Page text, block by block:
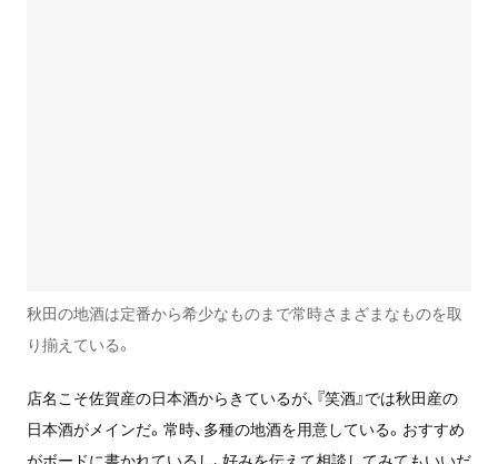
秋田の地酒は定番から希少なものまで常時さまざまなものを取
り揃えている。
店名こそ佐賀産の日本酒からきているが、『笑酒』では秋田産の
日本酒がメインだ。常時、多種の地酒を用意している。おすすめ